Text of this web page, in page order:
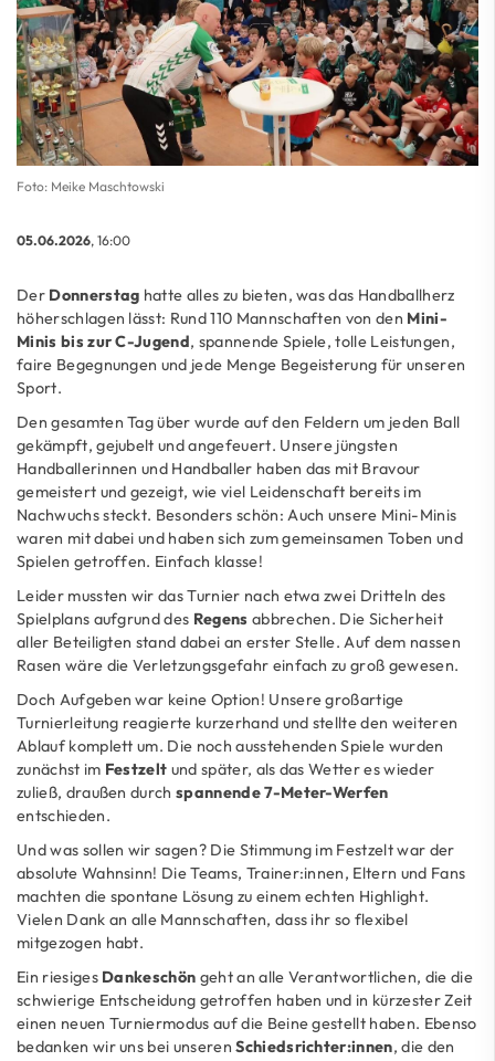
Foto: Meike Maschtowski
05.06.2026, 16:00
Der Donnerstag hatte alles zu bieten, was das Handballherz
höherschlagen lässt: Rund 110 Mannschaften von den Mini-
Minis bis zur C-Jugend, spannende Spiele, tolle Leistungen,
faire Begegnungen und jede Menge Begeisterung für unseren
Sport.
Den gesamten Tag über wurde auf den Feldern um jeden Ball
gekämpft, gejubelt und angefeuert. Unsere jüngsten
Handballerinnen und Handballer haben das mit Bravour
gemeistert und gezeigt, wie viel Leidenschaft bereits im
Nachwuchs steckt. Besonders schön: Auch unsere Mini-Minis
waren mit dabei und haben sich zum gemeinsamen Toben und
Spielen getroffen. Einfach klasse!
Leider mussten wir das Turnier nach etwa zwei Dritteln des
Spielplans aufgrund des Regens abbrechen. Die Sicherheit
aller Beteiligten stand dabei an erster Stelle. Auf dem nassen
Rasen wäre die Verletzungsgefahr einfach zu groß gewesen.
Doch Aufgeben war keine Option! Unsere großartige
Turnierleitung reagierte kurzerhand und stellte den weiteren
Ablauf komplett um. Die noch ausstehenden Spiele wurden
zunächst im Festzelt und später, als das Wetter es wieder
zuließ, draußen durchspannende 7-Meter-Werfen
entschieden.
Und was sollen wir sagen? Die Stimmung im Festzelt war der
absolute Wahnsinn! Die Teams, Trainer:innen, Eltern und Fans
machten die spontane Lösung zu einem echten Highlight.
Vielen Dank an alle Mannschaften, dass ihr so flexibel
mitgezogen habt.
Ein riesiges Dankeschön geht an alle Verantwortlichen, die die
schwierige Entscheidung getroffen haben und in kürzester Zeit
einen neuen Turniermodus auf die Beine gestellt haben. Ebenso
bedanken wir uns bei unserenSchiedsrichter:innen, die den